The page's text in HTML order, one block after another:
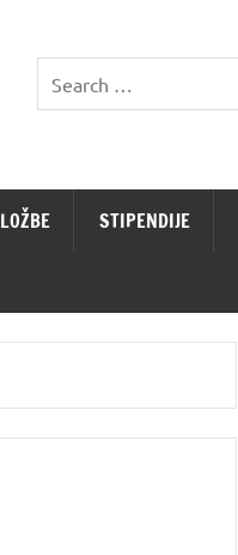
STIPENDIJE